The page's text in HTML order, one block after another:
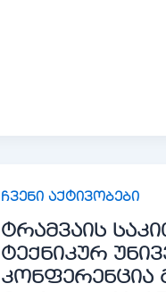
ჩვენი აქტივობები
ტრამვაის
ტექნიკურ
კონფერენცია